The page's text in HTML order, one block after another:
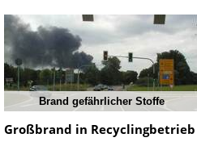
Brand gefährlicher Stoffe
Großbrand in Recyclingbetrieb